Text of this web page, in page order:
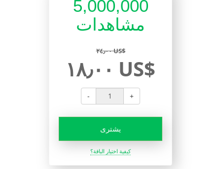
5,000,000
مشاهدات
٢٤٫٠٠ US$
١٨٫٠٠ US$
- +
يشترى
كيفية اختيار الباقة؟